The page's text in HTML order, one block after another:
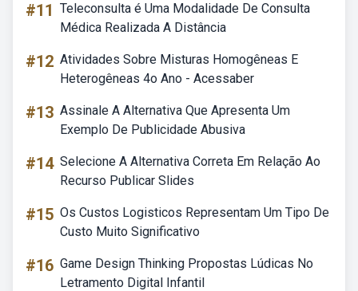
#11 Teleconsulta é Uma Modalidade De Consulta
Médica Realizada A Distância
#12 Atividades Sobre Misturas Homogêneas E
Heterogêneas 4o Ano - Acessaber
#13 Assinale A Alternativa Que Apresenta Um
Exemplo De Publicidade Abusiva
#14 Selecione A Alternativa Correta Em Relação Ao
Recurso Publicar Slides
#15 Os Custos Logisticos Representam Um Tipo De
Custo Muito Significativo
#16 Game Design Thinking Propostas Lúdicas No
Letramento Digital Infantil